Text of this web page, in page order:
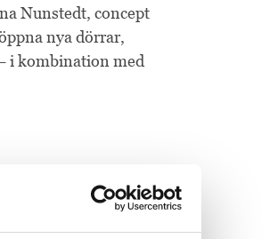
Nunstedt, concept
nya dörrar,
i kombination med